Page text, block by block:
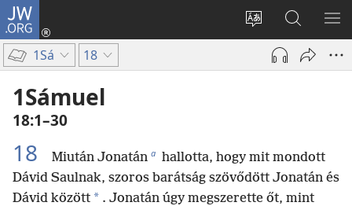
JW.ORG
Oldal
nyelvének
megváltoztatása
Bejelentkezés
(opens
window)
Keresés
a jw.org
honlapon
1Sá 18
1Sámuel
18:1–30
18 Miután Jonatán a hallotta, hogy mit mondott
Dávid Saulnak, szoros barátság szövődött Jonatán és
Dávid között * . Jonatán úgy megszerette őt, mint